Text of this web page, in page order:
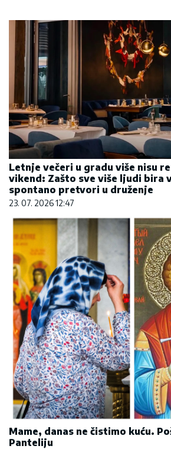
Letnje večeri u gradu više nisu
vikend: Zašto sve više ljudi bira
spontano pretvori u druženje
23. 07. 2026 12:47
Mame, danas ne čistimo kuću.
Panteliju